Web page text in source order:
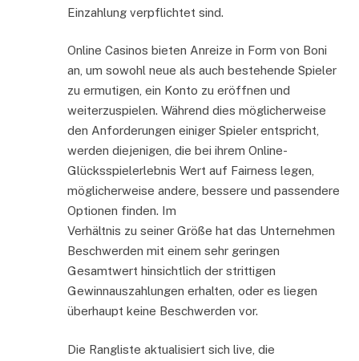
Einzahlung verpflichtet sind.
Online Casinos bieten Anreize in Form von Boni
an, um sowohl neue als auch bestehende Spieler
zu ermutigen, ein Konto zu eröffnen und
weiterzuspielen. Während dies möglicherweise
den Anforderungen einiger Spieler entspricht,
werden diejenigen, die bei ihrem Online-
Glücksspielerlebnis Wert auf Fairness legen,
möglicherweise andere, bessere und passendere
Optionen finden. Im
Verhältnis zu seiner Größe hat das Unternehmen
Beschwerden mit einem sehr geringen
Gesamtwert hinsichtlich der strittigen
Gewinnauszahlungen erhalten, oder es liegen
überhaupt keine Beschwerden vor.
Die Rangliste aktualisiert sich live, die